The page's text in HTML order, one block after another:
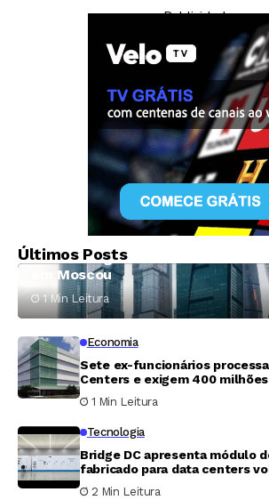
— Publicidade —
Últimos Posts
Criptomoedas
Rússia fecha nove corretoras
moedas digitais e detém mais de
em Moscou
1 Min Leitura
Economia
Sete ex-funcionários
Centers e exigem 400
fraude em participação
1 Min Leitura
Tecnologia
Bridge DC apresenta módulo
fabricado para data centers
inteligência artificial
2 Min Leitura